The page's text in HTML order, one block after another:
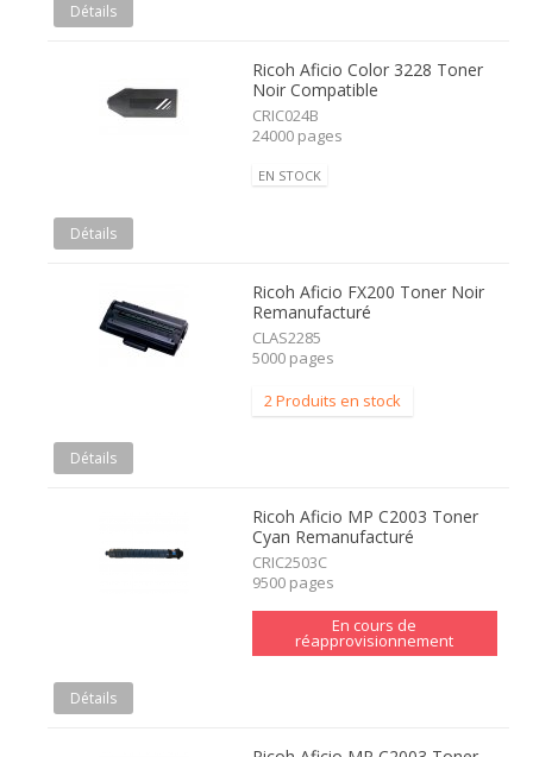
Détails
Ricoh Aficio Color 3228 Toner
Noir Compatible
CRIC024B
24000 pages
EN STOCK
Détails
Ricoh Aficio FX200 Toner Noir
Remanufacturé
CLAS2285
5000 pages
2 Produits en stock
Détails
Ricoh Aficio MP C2003 Toner
Cyan Remanufacturé
CRIC2503C
9500 pages
En cours de
réapprovisionnement
Détails